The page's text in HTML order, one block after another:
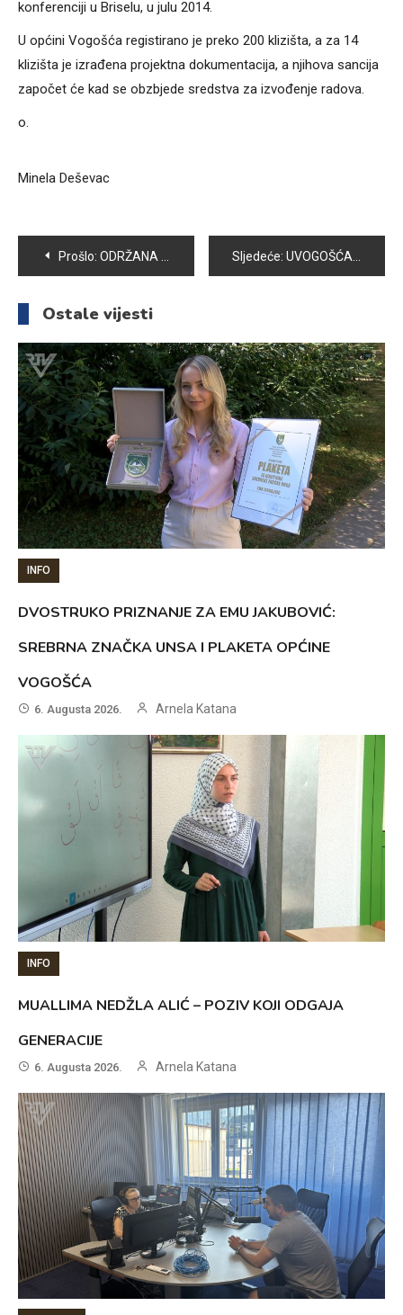
konferenciji u Briselu, u julu 2014.
U općini Vogošća registirano je preko 200 klizišta, a za 14
klizišta je izrađena projektna dokumentacija, a njihova sancija
započet će kad se obzbjede sredstva za izvođenje radova.
o.
Minela Deševac
Navigacija
članaka
Prošlo: ODRŽANA 32. REDOVNA SJEDNICA OPĆINSKOG VIJEĆA VOGOŠĆA Sljedeće: UVOGOŠĆANSKOJ KINO SALI ODIGRANA PREDSTAVA MAŠA I MEDVJED
Ostale vijesti
INFO
DVOSTRUKO PRIZNANJE ZA EMU JAKUBOVIĆ:
SREBRNA ZNAČKA UNSA I PLAKETA OPĆINE
VOGOŠĆA
6. Augusta 2026. Arnela Katana
INFO
MUALLIMA NEDŽLA ALIĆ – POZIV KOJI ODGAJA
GENERACIJE
6. Augusta 2026. Arnela Katana